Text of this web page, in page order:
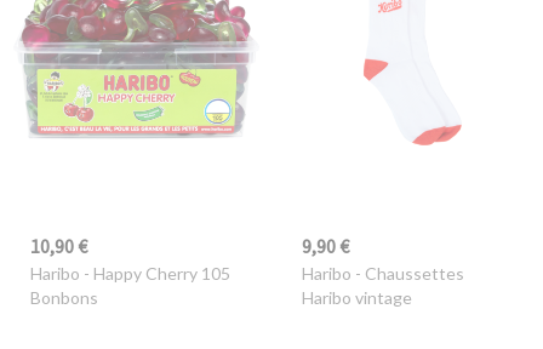
10,90 €
Haribo - Happy Cherry 105
Bonbons
9,90 €
Haribo - Chaussettes
Haribo vintage